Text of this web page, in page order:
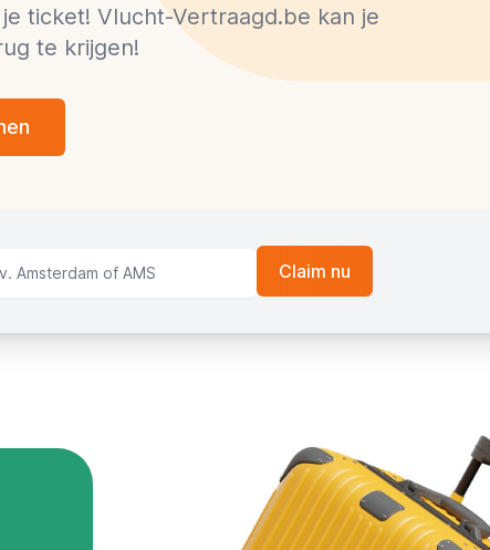
ticket! Vlucht-Vertraagd.be kan je
te krijgen!